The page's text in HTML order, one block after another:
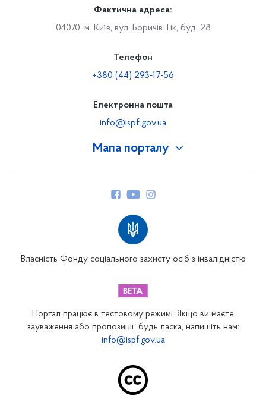
Мапа порталу
Закарпатське відділення
Запорізьке відділення
Фактична адреса:
04070, м. Київ, вул. Боричів Тік, буд. 28
Телефон
+380 (44) 293-17-56
Електронна пошта
info@ispf.gov.ua
Власність Фонду соціального захисту осіб з інвалідністю
Портал працює в тестовому режимі. Якщо ви маєте
зауваження або пропозиції, будь ласка, напишіть нам:
info@ispf.gov.ua